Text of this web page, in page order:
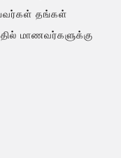
தங்கள்
மாணவர்களுக்கு